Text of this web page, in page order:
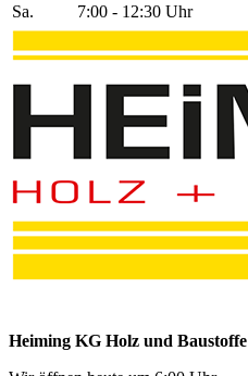
Sa.
7:00 - 12:30 Uhr
Heiming KG Holz und Baustoffe